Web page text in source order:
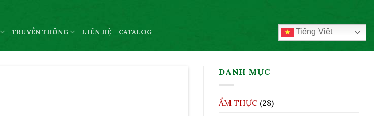
TRUYỀN THÔNG LIÊN HỆ CATALOG Tiếng Việt
DANH MỤC
ẨM THỰC (28)